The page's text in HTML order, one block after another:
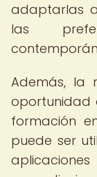
adaptarlas
las
Además, la
oportunidad
formación
puede ser